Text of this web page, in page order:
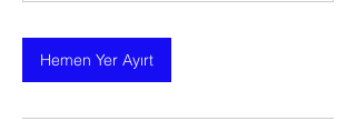
Hemen Yer Ayırt